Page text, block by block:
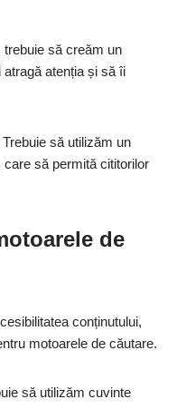
trebuie să creăm un
atenția și să îi
Trebuie să utilizăm un
să permită cititorilor
de
conținutului,
motoarele de căutare.
să utilizăm cuvinte